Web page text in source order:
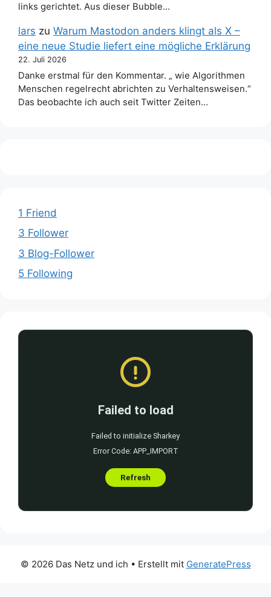
links gerichtet. Aus dieser Bubble…
lars zu Warum Mastodon anders klingt als X –
eine neue Studie liefert eine mögliche Erklärung
22. Juli 2026
Danke erstmal für den Kommentar. „ wie Algorithmen
Menschen regelrecht abrichten zu Verhaltensweisen.“
Das beobachte ich auch seit Twitter Zeiten…
1 Friend
3 Follower
3 Blog-Follower
5 Following
© 2026 Das Netz und ich • Erstellt mit GeneratePress